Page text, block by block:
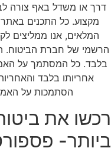
דרך או משדל באף צורה
מקצוע. כל התכנים באתר
המלאים, אנו ממליצים
הרשמי של חברת הביטוח.
בלבד. כל המסתמך על
אחריותו בלבד
הסתמכות על
רכשו את
ביותר-